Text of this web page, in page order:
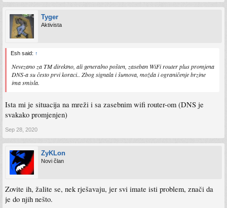
Tyger
Aktivista
Esh said: ↑
Nevezano za TM direktno, ali generalno pošten, zaseban WiFi router plus promjena
DNS-a su često prvi koraci.. Zbog signala i šumova, možda i ograničenje brzine
ima smisla.
Ista mi je situacija na mreži i sa zasebnim wifi router-om (DNS je
svakako promjenjen)
Sep 28, 2020
ZyKLon
Novi član
Zovite ih, žalite se, nek rješavaju, jer svi imate isti problem, znači da
je do njih nešto.